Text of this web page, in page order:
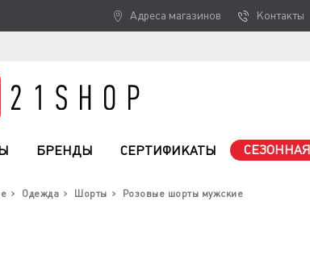
Адреса магазинов Контакты
БРЕНДЫ СЕРТИФИКАТЫ
Одежда Шорты Розовые шорты мужские